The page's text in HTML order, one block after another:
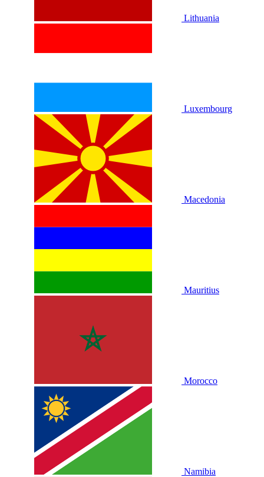
Lithuania
Luxembourg
Macedonia
Mauritius
Morocco
Namibia